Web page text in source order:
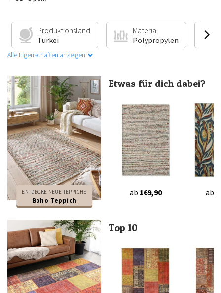
Produktionsland
Türkei
Material
Polypropylen
Alle Eigenschaften anzeigen
ENTDECKE NEUE TEPPICHE
Boho Teppich
Etwas für dich dabei?
ab 169,90 ab
Top 10